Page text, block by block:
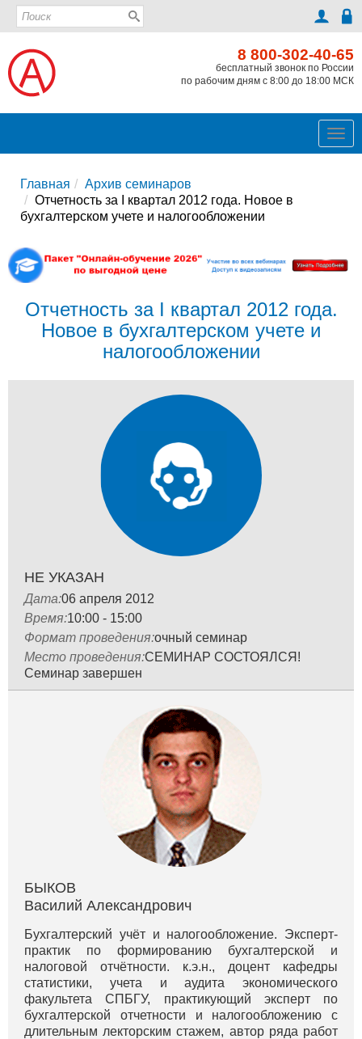
8 800-302-40-65
бесплатный звонок по России
по рабочим дням с 8:00 до 18:00 МСК
Главная
Архив семинаров
Отчетность за I квартал 2012 года. Новое в
бухгалтерском учете и налогообложении
Отчетность за I квартал 2012 года.
Новое в бухгалтерском учете и
налогообложении
НЕ УКАЗАН
Дата:06 апреля 2012
Время:10:00 - 15:00
Формат проведения:очный семинар
Место проведения:СЕМИНАР СОСТОЯЛСЯ!
Семинар завершен
БЫКОВ
Василий Александрович
Бухгалтерский учёт и налогообложение. Эксперт-
практик по формированию бухгалтерской и
налоговой отчётности. к.э.н., доцент кафедры
статистики, учета и аудита экономического
факультета СПБГУ, практикующий эксперт по
бухгалтерской отчетности и налогообложению с
длительным лекторским стажем, автор ряда работ